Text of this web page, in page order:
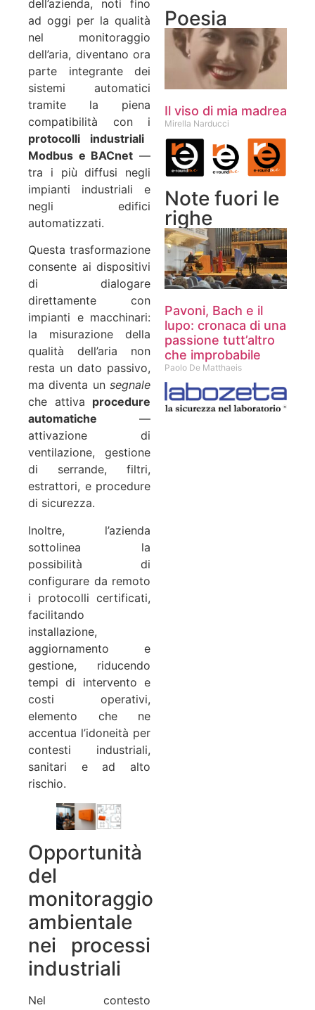
dell’azienda, noti fino
ad oggi per la qualità
nel monitoraggio
dell’aria, diventano ora
parte integrante dei
sistemi automatici
tramite la piena
compatibilità con i
protocolli industriali
Modbus e BACnet —
tra i più diffusi negli
impianti industriali e
negli edifici
automatizzati.
Questa trasformazione
consente ai dispositivi
di dialogare
direttamente con
impianti e macchinari:
la misurazione della
qualità dell’aria non
resta un dato passivo,
ma diventa un segnale
che attiva procedure
automatiche —
attivazione di
ventilazione, gestione
di serrande, filtri,
estrattori, e procedure
di sicurezza.
Inoltre, l’azienda
sottolinea la
possibilità di
configurare da remoto
i protocolli certificati,
facilitando
installazione,
aggiornamento e
gestione, riducendo
tempi di intervento e
costi operativi,
elemento che ne
accentua l’idoneità per
contesti industriali,
sanitari e ad alto
rischio.
Opportunità
del
monitoraggio
ambientale
nei processi
industriali
Nel contesto
Poesia
Il viso di mia madrea
Mirella Narducci
Note fuori le
righe
Pavoni, Bach e il
lupo: cronaca di una
passione tutt’altro
che improbabile
Paolo De Matthaeis